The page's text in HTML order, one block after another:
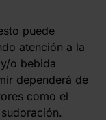
puede
atención a la
o bebida
dependerá de
como el